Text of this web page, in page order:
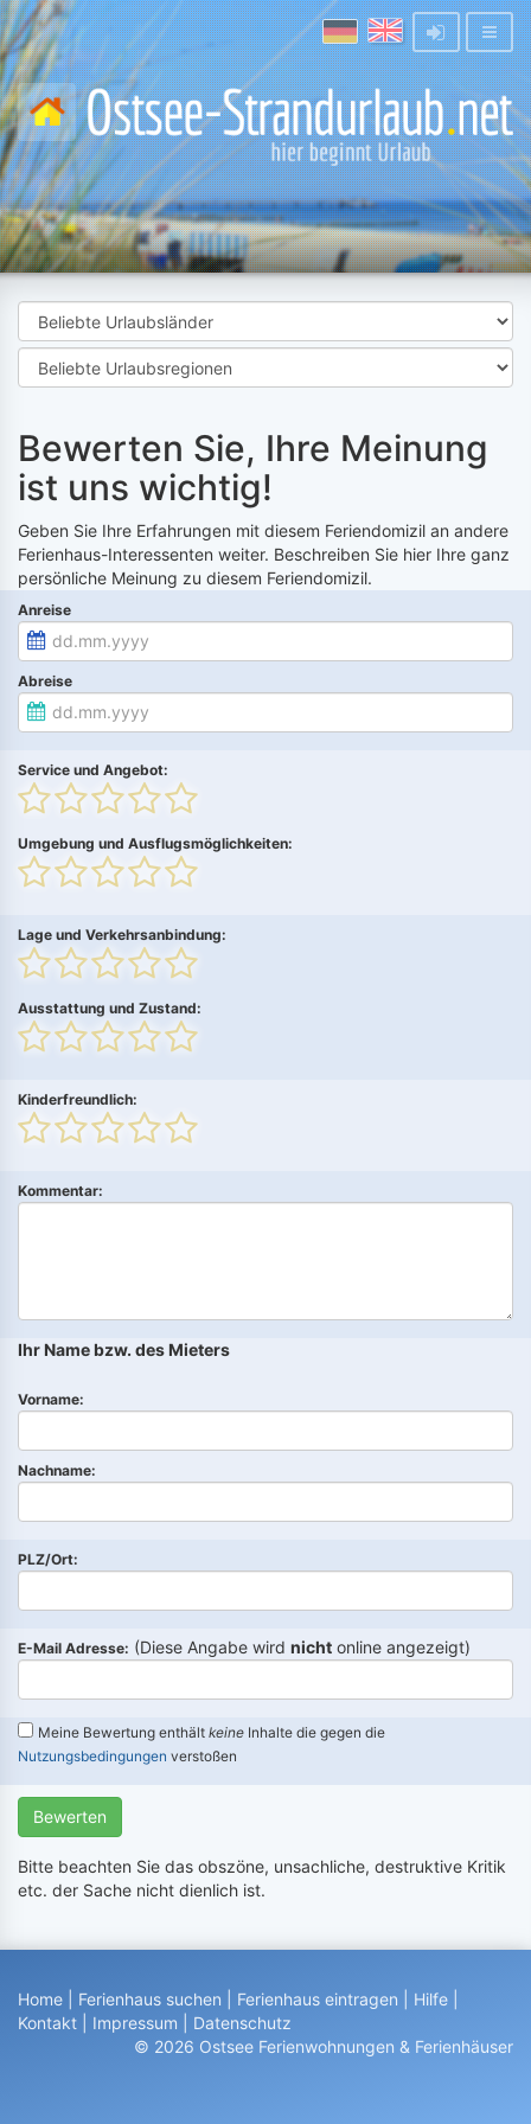
Bewerten Sie, Ihre Meinung
ist uns wichtig!
Geben Sie Ihre Erfahrungen mit diesem Feriendomizil an andere
Ferienhaus-Interessenten weiter. Beschreiben Sie hier Ihre ganz
persönliche Meinung zu diesem Feriendomizil.
Anreise
Abreise
Service und Angebot:
Umgebung und Ausflugsmöglichkeiten:
Lage und Verkehrsanbindung:
Ausstattung und Zustand:
Kinderfreundlich:
Kommentar:
Ihr Name bzw. des Mieters
Vorname:
Nachname:
PLZ/Ort:
E-Mail Adresse: (Diese Angabe wird nicht online angezeigt)
Meine Bewertung enthält keine Inhalte die gegen die
Nutzungsbedingungen verstoßen
Bewerten
Bitte beachten Sie das obszöne, unsachliche, destruktive Kritik
etc. der Sache nicht dienlich ist.
Home Ferienhaus suchen Ferienhaus eintragen Hilfe
Kontakt
Impressum
Datenschutz
© 2026 Ostsee Ferienwohnungen & Ferienhäuser